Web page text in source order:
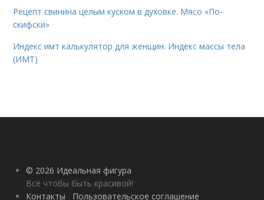
Рецепт свинина целым куском в духовке. Мясо «По-
скифски»
Индекс имт калькулятор для женщин. Индекс массы тела
(ИМТ)
© 2026 Идеальная фигура
Всё чтобы быть красивой!
Контакты
Пользовательское соглашение